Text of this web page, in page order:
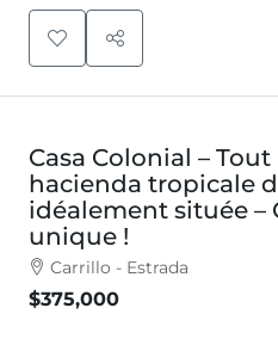
Casa Colonial –
hacienda tropicale
idéalement située
unique !
Carrillo - Estrada
$375,000